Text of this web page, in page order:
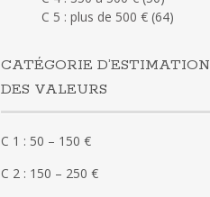
C 5 : plus de 500 € (64)
CATÉGORIE D’ESTIMATION
DES VALEURS
C 1 : 50 – 150 €
C 2 : 150 – 250 €